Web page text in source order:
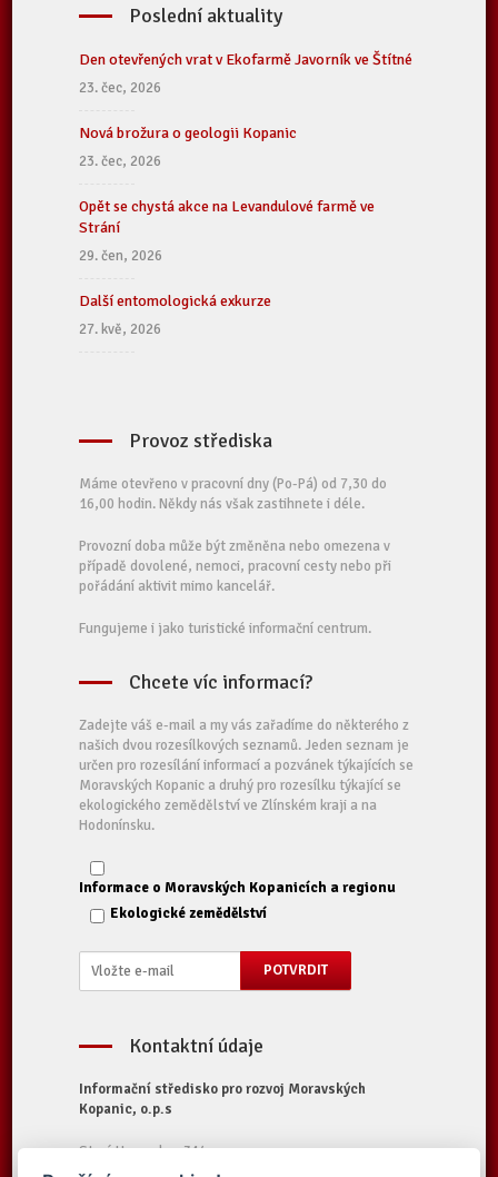
Poslední aktuality
Den otevřených vrat v Ekofarmě Javorník ve Štítné
23. čec, 2026
Nová brožura o geologii Kopanic
23. čec, 2026
Opět se chystá akce na Levandulové farmě ve
Strání
29. čen, 2026
Další entomologická exkurze
27. kvě, 2026
Provoz střediska
Máme otevřeno v pracovní dny (Po-Pá) od 7,30 do
16,00 hodin. Někdy nás však zastihnete i déle.
Provozní doba může být změněna nebo omezena v
případě dovolené, nemoci, pracovní cesty nebo při
pořádání aktivit mimo kancelář.
Fungujeme i jako turistické informační centrum.
Chcete víc informací?
Zadejte váš e-mail a my vás zařadíme do některého z
našich dvou rozesílkových seznamů. Jeden seznam je
určen pro rozesílání informací a pozvánek týkajících se
Moravských Kopanic a druhý pro rozesílku týkající se
ekologického zemědělství ve Zlínském kraji a na
Hodonínsku.
Informace o Moravských Kopanicích a regionu
Ekologické zemědělství
Kontaktní údaje
Informační středisko pro rozvoj Moravských
Kopanic, o.p.s
Starý Hrozenkov 314
687 74 Starý Hrozenkov